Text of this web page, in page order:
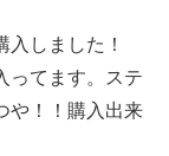
しました！
ってます。ステ
や！！購入出来